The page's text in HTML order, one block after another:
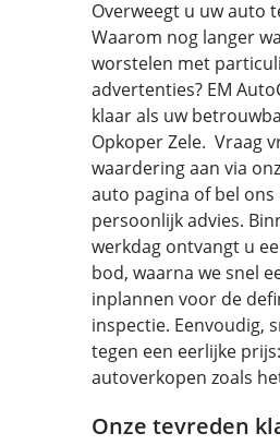
Overweegt u uw auto
Waarom nog langer
worstelen met
advertenties? EM
klaar als uw
Opkoper Zele. Vraag
waardering aan via
auto pagina of bel
persoonlijk advies.
werkdag ontvangt u
bod, waarna we snel
inplannen voor de
inspectie. Eenvoudig,
tegen een eerlijke
autoverkopen zoals
Onze tevreden